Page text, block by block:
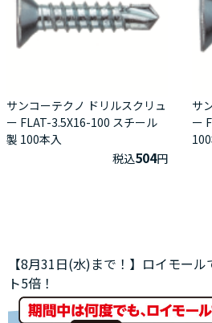
サンコーテクノ ドリルスクリュ
ー FLAT-3.5X16-100 スチール
製 100本入
税込504円
サ
ー
【8月31日(水)まで！】ロイモー
ト5倍！